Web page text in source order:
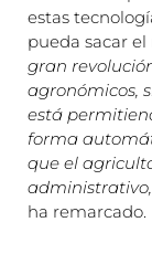
estas
pueda sacar
gran
agronómicos,
está
forma
que el
ha remarcado.